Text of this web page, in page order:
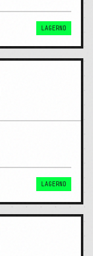
LAGERND
LAGERND